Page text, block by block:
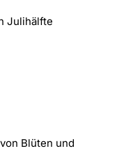
Julihälfte
Blüten und